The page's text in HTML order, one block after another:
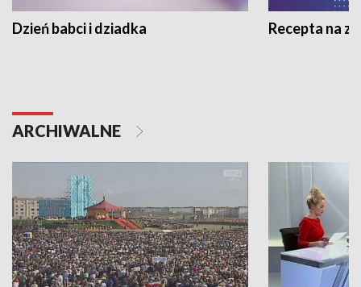
Dzień babci i dziadka Recepta na
ARCHIWALNE